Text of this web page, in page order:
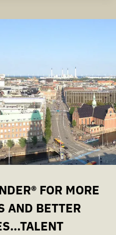
FOR MORE
AND BETTER